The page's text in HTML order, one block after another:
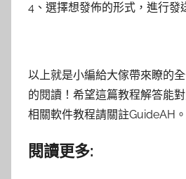
4、選擇想發佈的形式，進行發
以上就是小編給大傢帶來瞭的
的閱讀！希望這篇教程解答能
相關軟件教程請關註GuideAH。
閱讀更多: